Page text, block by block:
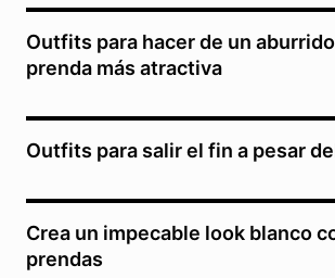
Outfits para hacer de un
prenda más atractiva
Outfits para salir el fin a pesar
Crea un impecable look blanco
prendas